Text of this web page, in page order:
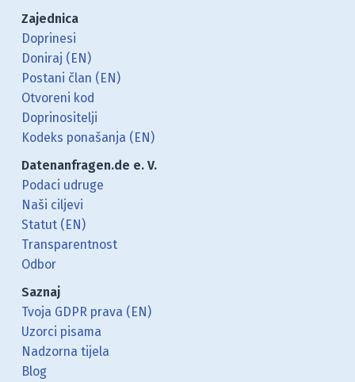
Zajednica
Doprinesi
Doniraj (EN)
Postani član (EN)
Otvoreni kod
Doprinositelji
Kodeks ponašanja (EN)
Datenanfragen.de e. V.
Podaci udruge
Naši ciljevi
Statut (EN)
Transparentnost
Odbor
Saznaj
Tvoja GDPR prava (EN)
Uzorci pisama
Nadzorna tijela
Blog